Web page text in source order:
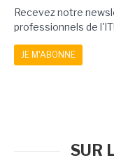
Recevez notre
professionnels de l'IT!
JE M'ABONNE
SUR